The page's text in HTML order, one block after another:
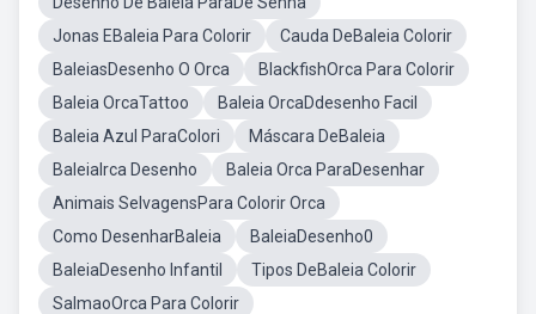
Jonas EBaleia Para Colorir
Cauda DeBaleia Colorir
BaleiasDesenho O Orca
BlackfishOrca Para Colorir
Baleia OrcaTattoo
Baleia OrcaDdesenho Facil
Baleia Azul ParaColori
Máscara DeBaleia
BaleiaIrca Desenho
Baleia Orca ParaDesenhar
Animais SelvagensPara Colorir Orca
Como DesenharBaleia
BaleiaDesenho0
BaleiaDesenho Infantil
Tipos DeBaleia Colorir
SalmaoOrca Para Colorir